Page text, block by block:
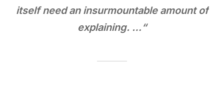
itself need an insurmountable amount of
explaining. …“